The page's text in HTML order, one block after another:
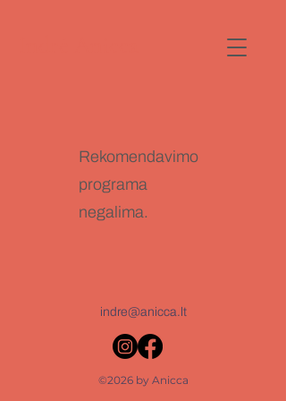
Rekomendavimo
programa
negalima.
indre@anicca.lt
©2026 by Anicca